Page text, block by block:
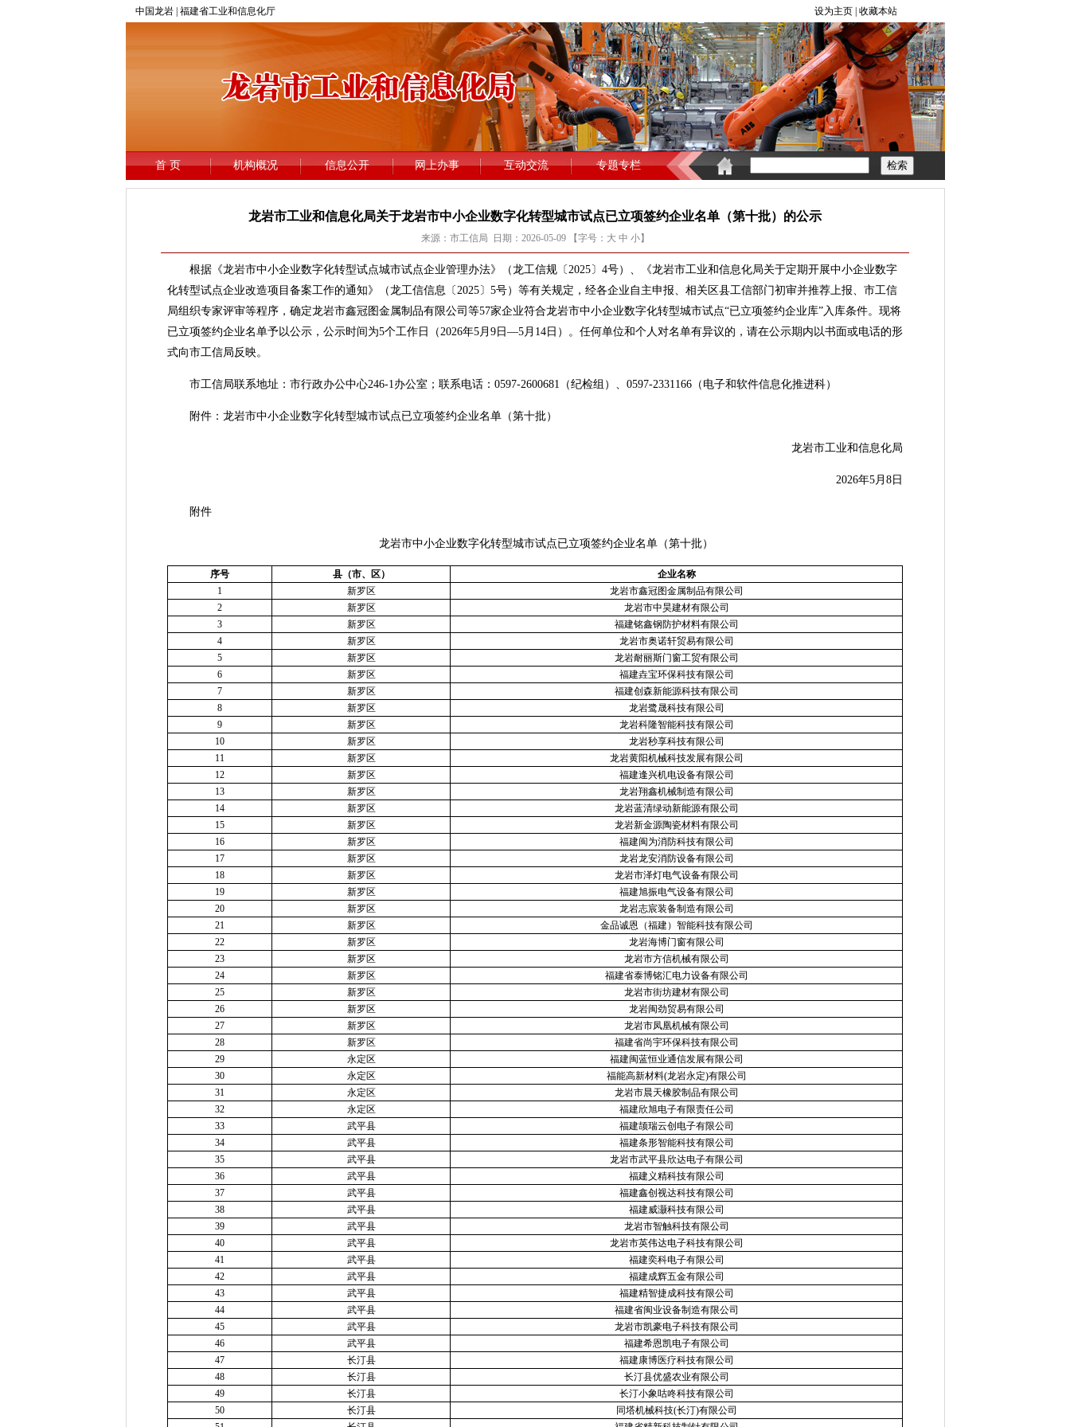
龙岩市工业和信息化局关于龙岩市中小企业数字化转型城市试点已立项签约企业名单（第十批）的公示
来源：市工信局 日期：2026-05-09 【字号： 大 中 小】
根据《龙岩市中小企业数字化转型试点城市试点企业管理办法》（龙工信规〔2025〕4号）、《龙岩市工业和信息化局关于定期开展中小企业数字
化转型试点企业改造项目备案工作的通知》（龙工信信息〔2025〕5号）等有关规定，经各企业自主申报、相关区县工信部门初审并推荐上报、市工信
局组织专家评审等程序，确定龙岩市鑫冠图金属制品有限公司等57家企业符合龙岩市中小企业数字化转型城市试点“已立项签约企业库”入库条件。现将
已立项签约企业名单予以公示，公示时间为5个工作日（2026年5月9日—5月14日）。任何单位和个人对名单有异议的，请在公示期内以书面或电话的形
式向市工信局反映。
市工信局联系地址：市行政办公中心246-1办公室；联系电话：0597-2600681（纪检组）、0597-2331166（电子和软件信息化推进科）
附件：龙岩市中小企业数字化转型城市试点已立项签约企业名单（第十批）
龙岩市工业和信息化局
2026年5月8日
附件
龙岩市中小企业数字化转型城市试点已立项签约企业名单（第十批）
序号 县（市、区）
企业名称
1
新罗区
龙岩市鑫冠图金属制品有限公司
2
新罗区
龙岩市中昊建材有限公司
3
新罗区
福建铭鑫钢防护材料有限公司
4
新罗区
龙岩市奥诺轩贸易有限公司
5
新罗区
龙岩耐丽斯门窗工贸有限公司
6
新罗区
福建垚宝环保科技有限公司
7
新罗区
福建创森新能源科技有限公司
8
新罗区
龙岩鹭晟科技有限公司
9
新罗区
龙岩科隆智能科技有限公司
10
新罗区
龙岩秒享科技有限公司
11
新罗区
龙岩黄阳机械科技发展有限公司
12
新罗区
福建逢兴机电设备有限公司
13
新罗区
龙岩翔鑫机械制造有限公司
14
新罗区
龙岩蓝清绿动新能源有限公司
15
新罗区
龙岩新金源陶瓷材料有限公司
16
新罗区
福建闽为消防科技有限公司
17
新罗区
龙岩龙安消防设备有限公司
18
新罗区
龙岩市泽灯电气设备有限公司
19
新罗区
福建旭振电气设备有限公司
20
新罗区
龙岩志宸装备制造有限公司
21
新罗区
金品诚恩（福建）智能科技有限公司
22
新罗区
龙岩海博门窗有限公司
23
新罗区
龙岩市方信机械有限公司
24
新罗区
福建省泰博铭汇电力设备有限公司
25
新罗区
龙岩市街坊建材有限公司
26
新罗区
龙岩闽劲贸易有限公司
27
新罗区
龙岩市凤凰机械有限公司
28
新罗区
福建省尚宇环保科技有限公司
29
永定区
福建闽蓝恒业通信发展有限公司
30
永定区
福能高新材料(龙岩永定)有限公司
31
永定区
龙岩市晨天橡胶制品有限公司
32
永定区
福建欣旭电子有限责任公司
33
武平县
福建颉瑞云创电子有限公司
34
武平县
福建条形智能科技有限公司
35
武平县
龙岩市武平县欣达电子有限公司
36
武平县
福建义精科技有限公司
37
武平县
福建鑫创视达科技有限公司
38
武平县
福建威灏科技有限公司
39
武平县
龙岩市智触科技有限公司
40
武平县
龙岩市英伟达电子科技有限公司
41
武平县
福建奕科电子有限公司
42
武平县
福建成辉五金有限公司
43
武平县
福建精智捷成科技有限公司
44
武平县
福建省闽业设备制造有限公司
45
武平县
龙岩市凯豪电子科技有限公司
46
武平县
福建希恩凯电子有限公司
47
长汀县
福建康博医疗科技有限公司
48
长汀县
长汀县优盛农业有限公司
49
长汀县
长汀小象咕咚科技有限公司
50
长汀县
同塔机械科技(长汀)有限公司